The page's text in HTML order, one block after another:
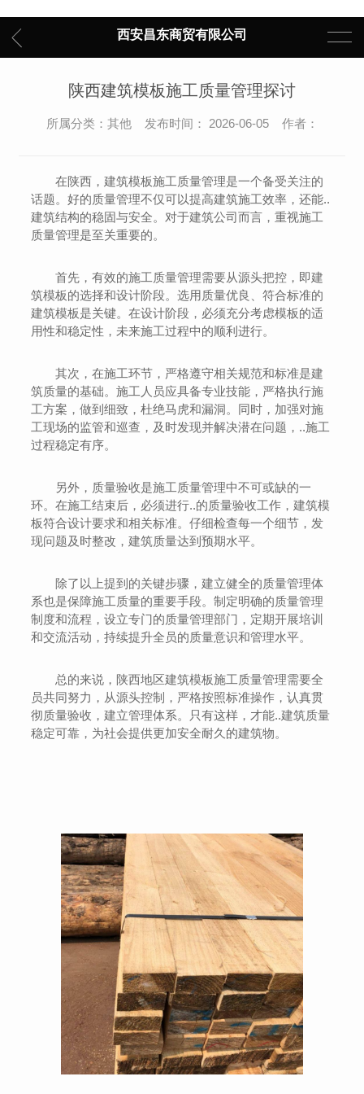
西安昌东商贸有限公司
陕西建筑模板施工质量管理探讨
所属分类：其他 发布时间： 2026-06-05 作者：
在陕西，建筑模板施工质量管理是一个备受关注的
话题。好的质量管理不仅可以提高建筑施工效率，还能..
建筑结构的稳固与安全。对于建筑公司而言，重视施工
质量管理是至关重要的。
首先，有效的施工质量管理需要从源头把控，即建
筑模板的选择和设计阶段。选用质量优良、符合标准的
建筑模板是关键。在设计阶段，必须充分考虑模板的适
用性和稳定性，未来施工过程中的顺利进行。
其次，在施工环节，严格遵守相关规范和标准是建
筑质量的基础。施工人员应具备专业技能，严格执行施
工方案，做到细致，杜绝马虎和漏洞。同时，加强对施
工现场的监管和巡查，及时发现并解决潜在问题，..施工
过程稳定有序。
另外，质量验收是施工质量管理中不可或缺的一
环。在施工结束后，必须进行..的质量验收工作，建筑模
板符合设计要求和相关标准。仔细检查每一个细节，发
现问题及时整改，建筑质量达到预期水平。
除了以上提到的关键步骤，建立健全的质量管理体
系也是保障施工质量的重要手段。制定明确的质量管理
制度和流程，设立专门的质量管理部门，定期开展培训
和交流活动，持续提升全员的质量意识和管理水平。
总的来说，陕西地区建筑模板施工质量管理需要全
员共同努力，从源头控制，严格按照标准操作，认真贯
彻质量验收，建立管理体系。只有这样，才能..建筑质量
稳定可靠，为社会提供更加安全耐久的建筑物。